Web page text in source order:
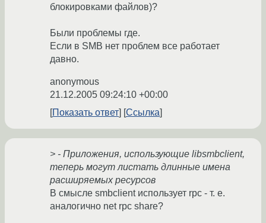
блокировками файлов)?
Были проблемы где.
Если в SMB нет проблем все работает
давно.
anonymous
21.12.2005 09:24:10 +00:00
Показать ответ
Ссылка
> - Приложения, использующие libsmbclient,
теперь могут листать длинные имена
расширяемых ресурсов
В смысле smbclient использует rpc - т. е.
аналогично net rpc share?